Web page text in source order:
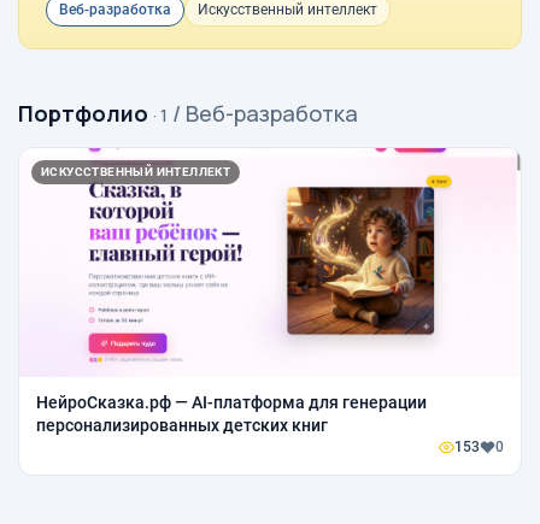
Веб-разработка
Искусственный интеллект
Портфолио · 1 / Веб-разработка
ИСКУССТВЕННЫЙ ИНТЕЛЛЕКТ
НейроСказка.рф — AI-платформа для генерации
персонализированных детских книг
153 0